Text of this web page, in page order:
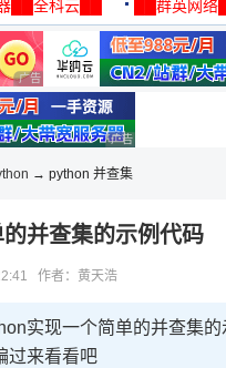
██全科云██
██群英网
◆◆◆
广告 商业广告，理性选择
广告 商业广告，理性
→ python 并查集
并查集的示例代码
作者：黄天浩
实现一个简单的并查集
过来看看吧